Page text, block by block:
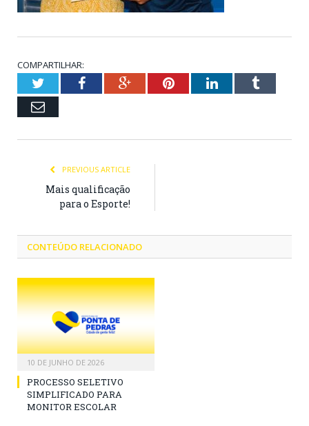
COMPARTILHAR:
TwitterFacebookGoogle+PinterestLinkedInTumblr
Email
PREVIOUS ARTICLE
Mais qualificação
para o Esporte!
CONTEÚDO RELACIONADO
10 DE JUNHO DE 2026
PROCESSO SELETIVO
SIMPLIFICADO PARA
MONITOR ESCOLAR